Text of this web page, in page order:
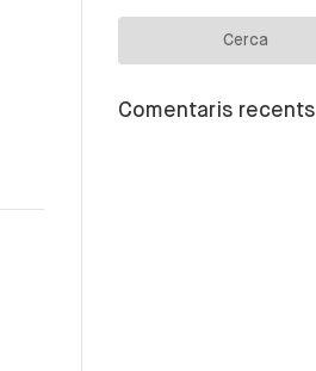
Comentaris recents